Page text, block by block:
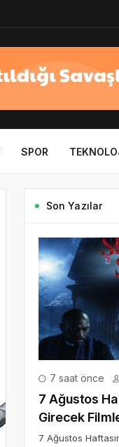
SPOR
Son Yazılar
7 saat önce
7 Ağustos
Girecek
7 Ağustos